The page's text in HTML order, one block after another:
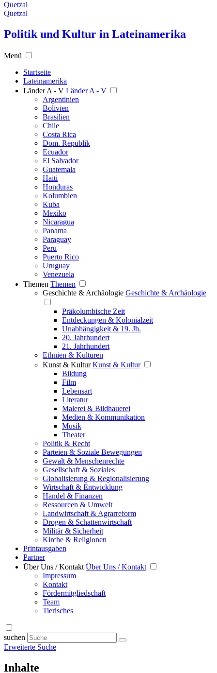
Quetzal
Quetzal
Politik und Kultur in Lateinamerika
Menü
Startseite
Lateinamerika
Länder A - V Länder A - V
Argentinien
Bolivien
Brasilien
Chile
Costa Rica
Dom. Republik
Ecuador
El Salvador
Guatemala
Haiti
Honduras
Kolumbien
Kuba
Mexiko
Nicaragua
Panama
Paraguay
Peru
Puerto Rico
Uruguay
Venezuela
Themen Themen
Geschichte & Archäologie Geschichte & Archäologie
Präkolumbische Zeit
Entdeckungen & Kolonialzeit
Unabhängigkeit & 19. Jh.
20. Jahrhundert
21. Jahrhundert
Ethnien & Kulturen
Kunst & Kultur Kunst & Kultur
Bildung
Film
Lebensart
Literatur
Malerei & Bildhauerei
Medien & Kommunikation
Musik
Theater
Politik & Recht
Parteien & Soziale Bewegungen
Gewalt & Menschenrechte
Gesellschaft & Soziales
Globalisierung & Regionalisierung
Wirtschaft & Entwicklung
Handel & Finanzen
Ressourcen & Umwelt
Landwirtschaft & Agrarreform
Drogen & Schattenwirtschaft
Militär & Sicherheit
Kirche & Religionen
Printausgaben
Partner
Über Uns / Kontakt Über Uns / Kontakt
Impressum
Kontakt
Fördermitgliedschaft
Team
Tierisches
suchen
Erweiterte Suche
Inhalte